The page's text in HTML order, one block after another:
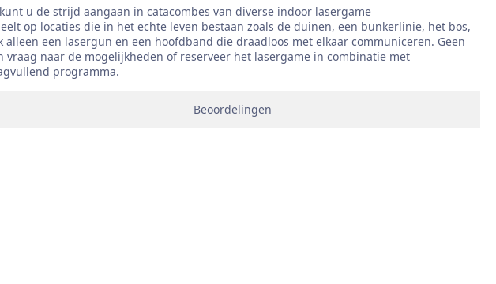
u de strijd aangaan in catacombes van diverse indoor lasergame
op locaties die in het echte leven bestaan zoals de duinen, een bunkerlinie, het bos,
een lasergun en een hoofdband die draadloos met elkaar communiceren. Geen
naar de mogelijkheden of reserveer het lasergame in combinatie met
programma.
Beoordelingen